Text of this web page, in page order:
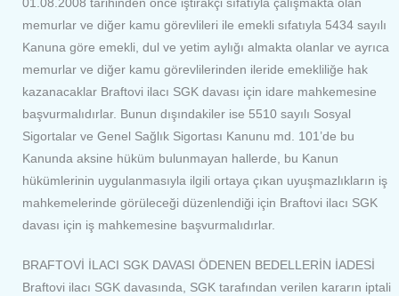
01.08.2008 tarihinden önce iştirakçi sıfatıyla çalışmakta olan
memurlar ve diğer kamu görevlileri ile emekli sıfatıyla 5434 sayılı
Kanuna göre emekli, dul ve yetim aylığı almakta olanlar ve ayrıca
memurlar ve diğer kamu görevlilerinden ileride emekliliğe hak
kazanacaklar Braftovi ilacı SGK davası için idare mahkemesine
başvurmalıdırlar. Bunun dışındakiler ise 5510 sayılı Sosyal
Sigortalar ve Genel Sağlık Sigortası Kanunu md. 101’de bu
Kanunda aksine hüküm bulunmayan hallerde, bu Kanun
hükümlerinin uygulanmasıyla ilgili ortaya çıkan uyuşmazlıkların iş
mahkemelerinde görüleceği düzenlendiği için Braftovi ilacı SGK
davası için iş mahkemesine başvurmalıdırlar.
BRAFTOVİ İLACI SGK DAVASI ÖDENEN BEDELLERİN İADESİ
Braftovi ilacı SGK davasında, SGK tarafından verilen kararın iptali